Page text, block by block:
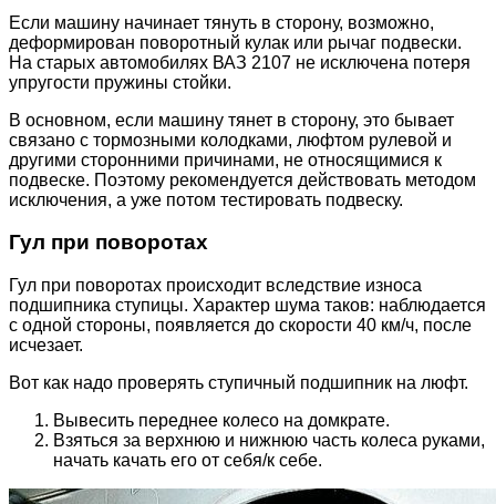
Если машину начинает тянуть в сторону, возможно,
деформирован поворотный кулак или рычаг подвески.
На старых автомобилях ВАЗ 2107 не исключена потеря
упругости пружины стойки.
В основном, если машину тянет в сторону, это бывает
связано с тормозными колодками, люфтом рулевой и
другими сторонними причинами, не относящимися к
подвеске. Поэтому рекомендуется действовать методом
исключения, а уже потом тестировать подвеску.
Гул при поворотах
Гул при поворотах происходит вследствие износа
подшипника ступицы. Характер шума таков: наблюдается
с одной стороны, появляется до скорости 40 км/ч, после
исчезает.
Вот как надо проверять ступичный подшипник на люфт.
Вывесить переднее колесо на домкрате.
Взяться за верхнюю и нижнюю часть колеса руками,
начать качать его от себя/к себе.